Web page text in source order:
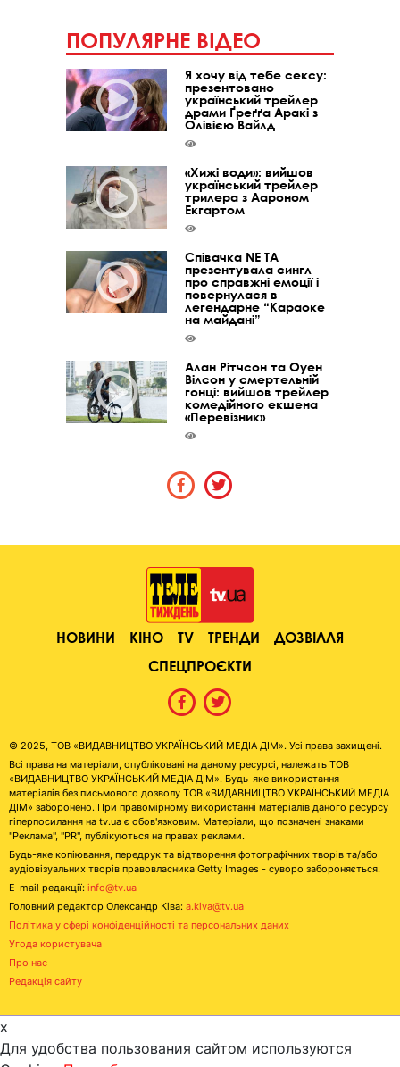
ПОПУЛЯРНЕ ВІДЕО
Я хочу від тебе сексу:
презентовано
український трейлер
драми Ґреґґа Аракі з
Олівією Вайлд
«Хижі води»: вийшов
український трейлер
трилера з Аароном
Екгартом
Співачка NE TA
презентувала сингл
про справжні емоції і
повернулася в
легендарне “Караоке
на майдані”
Алан Рітчсон та Оуен
Вілсон у смертельній
гонці: вийшов трейлер
комедійного екшена
«Перевізник»
НОВИНИ КІНО TV ТРЕНДИ
ДОЗВІЛЛЯ
СПЕЦПРОЄКТИ
© 2025, ТОВ «ВИДАВНИЦТВО УКРАЇНСЬКИЙ МЕДІА ДІМ». Усі права захищені.
Всі права на матеріали, опубліковані на даному ресурсі, належать ТОВ
«ВИДАВНИЦТВО УКРАЇНСЬКИЙ МЕДІА ДІМ». Будь-яке використання
матеріалів без письмового дозволу ТОВ «ВИДАВНИЦТВО УКРАЇНСЬКИЙ МЕДІА
ДІМ» заборонено. При правомірному використанні матеріалів даного ресурсу
гіперпосилання на tv.ua є обов'язковим. Матеріали, що позначені знаками
"Реклама", "PR", публікуються на правах реклами.
Будь-яке копіювання, передрук та відтворення фотографічних творів та/або
аудіовізуальних творів правовласника Getty Images - суворо забороняється.
E-mail редакції: info@tv.ua
Головний редактор Олександр Ківа: a.kiva@tv.ua
Політика у сфері конфіденційності та персональних даних
Угода користувача
Про нас
Редакція сайту
x
Для удобства пользования сайтом используются